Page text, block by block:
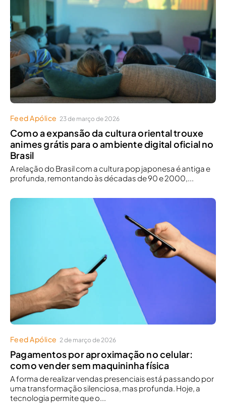
Feed Apólice 23 de março de 2026
Como a expansão da cultura oriental trouxe
animes grátis para o ambiente digital oficial no
Brasil
A relação do Brasil com a cultura pop japonesa é antiga e
profunda, remontando às décadas de 90 e 2000,...
Feed Apólice 2 de março de 2026
Pagamentos por aproximação no celular:
como vender sem maquininha física
A forma de realizar vendas presenciais está passando por
uma transformação silenciosa, mas profunda. Hoje, a
tecnologia permite que o...